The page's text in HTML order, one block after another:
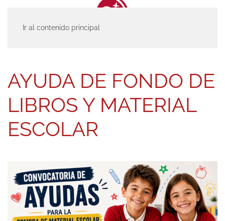
Ir al contenido principal
AYUDA DE FONDO DE
LIBROS Y MATERIAL
ESCOLAR